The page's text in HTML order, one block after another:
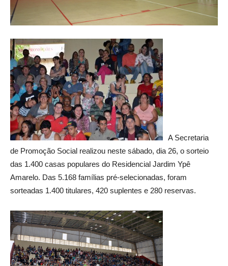
A Secretaria
de Promoção Social realizou neste sábado, dia 26, o sorteio
das 1.400 casas populares do Residencial Jardim Ypê
Amarelo. Das 5.168 famílias pré-selecionadas, foram
sorteadas 1.400 titulares, 420 suplentes e 280 reservas.